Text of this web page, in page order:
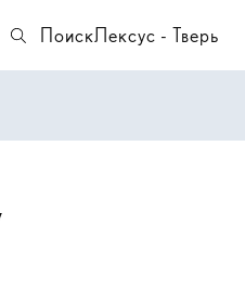
ПоискЛексус - Тверь